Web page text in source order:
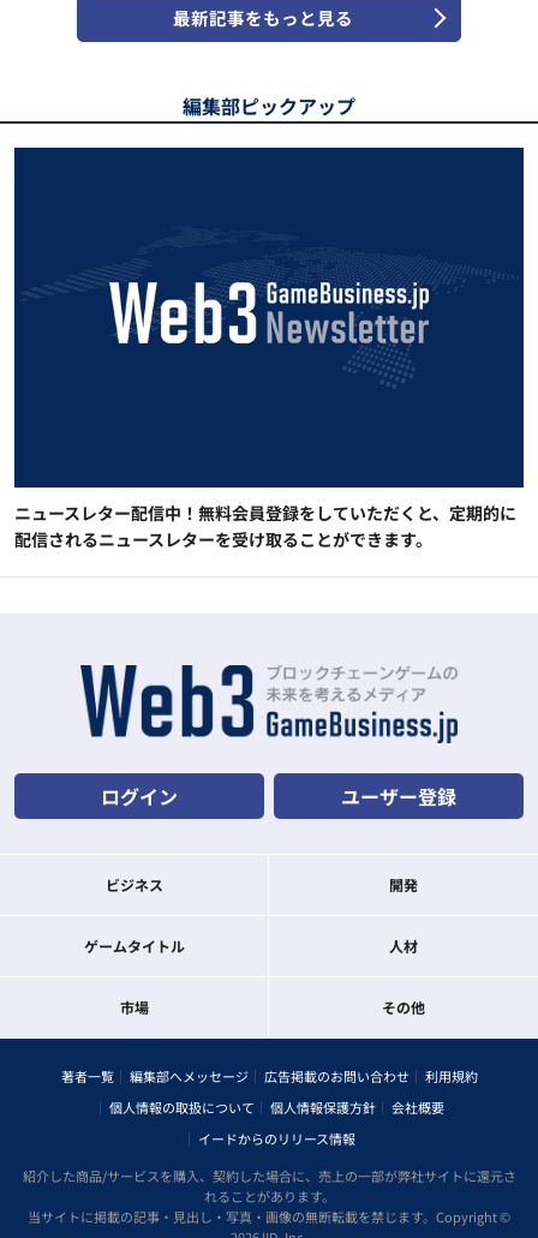
最新記事をもっと見る
編集部ピックアップ
ニュースレター配信中！無料会員登録をしていただくと、定期的に
配信されるニュースレターを受け取ることができます。
ログイン ユーザー登録
ビジネス 開発
ゲームタイトル 人材
市場 その他
著者一覧 編集部へメッセージ 広告掲載のお問い合わせ
利用規約
個人情報の取扱について
個人情報保護方針
会社概要
イードからのリリース情報
紹介した商品/サービスを購入、契約した場合に、売上の一部が弊社サイトに還元さ
れることがあります。
当サイトに掲載の記事・見出し・写真・画像の無断転載を禁じます。Copyright ©